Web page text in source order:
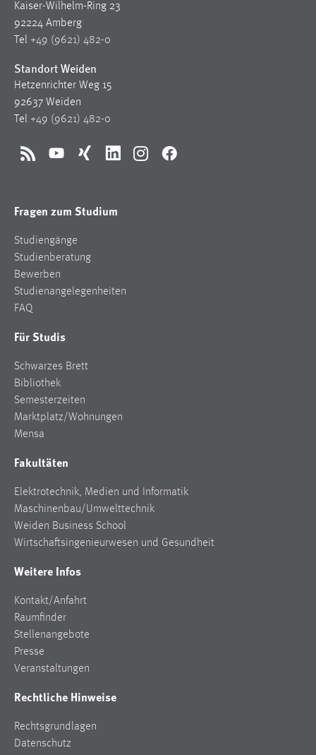
Kaiser-Wilhelm-Ring 23
92224 Amberg
Tel +49 (9621) 482-0
Standort Weiden
Hetzenrichter Weg 15
92637 Weiden
Tel +49 (9621) 482-0
RSS YouTubeXing LinkedInInstagramFacebook
Fragen zum Studium
Studiengänge
Studienberatung
Bewerben
Studienangelegenheiten
FAQ
Für Studis
Schwarzes Brett
Bibliothek
Semesterzeiten
Marktplatz/Wohnungen
Mensa
Fakultäten
Elektrotechnik, Medien und Informatik
Maschinenbau/Umwelttechnik
Weiden Business School
Wirtschaftsingenieurwesen und Gesundheit
Weitere Infos
Kontakt/Anfahrt
Raumfinder
Stellenangebote
Presse
Veranstaltungen
Rechtliche Hinweise
Rechtsgrundlagen
Datenschutz